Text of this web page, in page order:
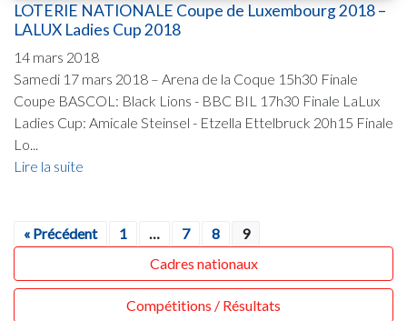
LOTERIE NATIONALE Coupe de Luxembourg 2018 –
LALUX Ladies Cup 2018
14 mars 2018
Samedi 17 mars 2018 – Arena de la Coque 15h30 Finale
Coupe BASCOL: Black Lions - BBC BIL 17h30 Finale LaLux
Ladies Cup: Amicale Steinsel - Etzella Ettelbruck 20h15 Finale
Lo...
Lire la suite
« Précédent 1 … 7 8
9
Cadres nationaux
Compétitions / Résultats